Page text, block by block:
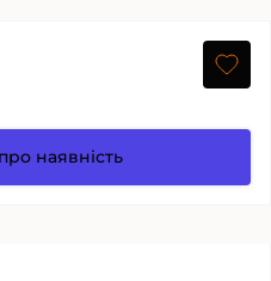
наявність